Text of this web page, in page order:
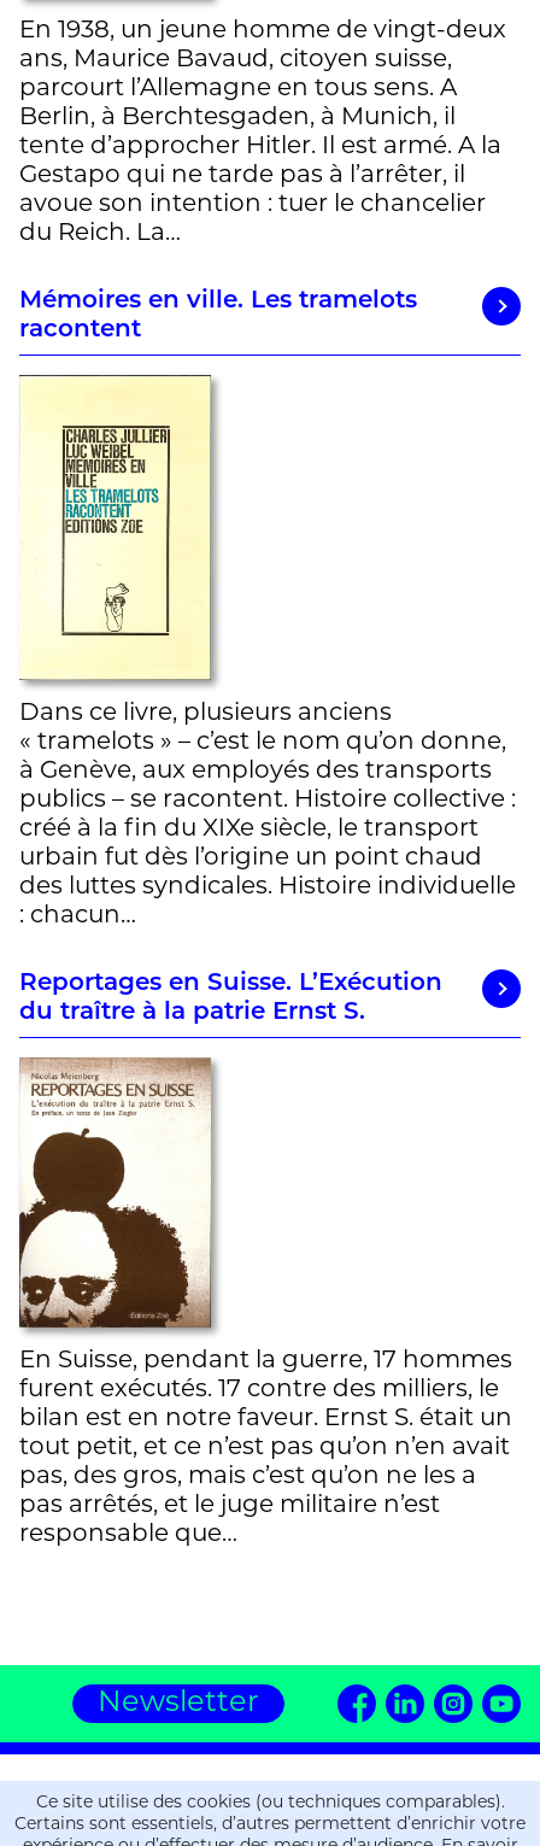
En 1938, un jeune homme de vingt-deux
ans, Maurice Bavaud, citoyen suisse,
parcourt l’Allemagne en tous sens. A
Berlin, à Berchtesgaden, à Munich, il
tente d’approcher Hitler. Il est armé. A la
Gestapo qui ne tarde pas à l’arrêter, il
avoue son intention : tuer le chancelier
du Reich. La…
Mémoires en ville. Les tramelots
racontent
Dans ce livre, plusieurs anciens
« tramelots » – c’est le nom qu’on donne,
à Genève, aux employés des transports
publics – se racontent. Histoire collective :
créé à la fin du XIXe siècle, le transport
urbain fut dès l’origine un point chaud
des luttes syndicales. Histoire individuelle
: chacun…
Reportages en Suisse. L’Exécution
du traître à la patrie Ernst S.
En Suisse, pendant la guerre, 17 hommes
furent exécutés. 17 contre des milliers, le
bilan est en notre faveur. Ernst S. était un
tout petit, et ce n’est pas qu’on n’en avait
pas, des gros, mais c’est qu’on ne les a
pas arrêtés, et le juge militaire n’est
responsable que…
Newsletter
Editions ZOE
16, chemin de la Gravière
Ce site utilise des cookies (ou techniques comparables).
Certains sont essentiels, d’autres permettent d’enrichir votre